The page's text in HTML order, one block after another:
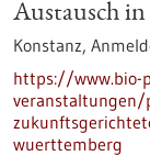
Austausch
Konstanz,
https://www.bio-
veranstaltungen/
wuerttemberg